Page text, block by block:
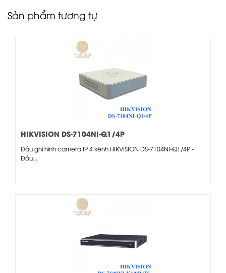
Sản phẩm tương tự
HIKVISION DS-7104NI-Q1/4P
Đầu ghi hình camera IP 4 kênh HIKVISION DS-7104NI-Q1/4P -
Đầu...